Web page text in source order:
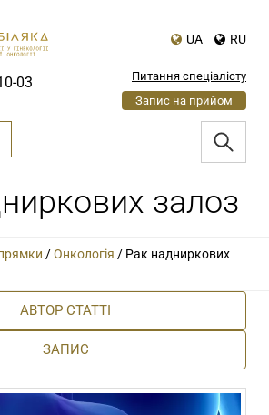
UA RU
03
Питання спеціалісту
Запис на прийом
залоз
/Онкологія / Рак надниркових
АВТОР СТАТТІ
ЗАПИС